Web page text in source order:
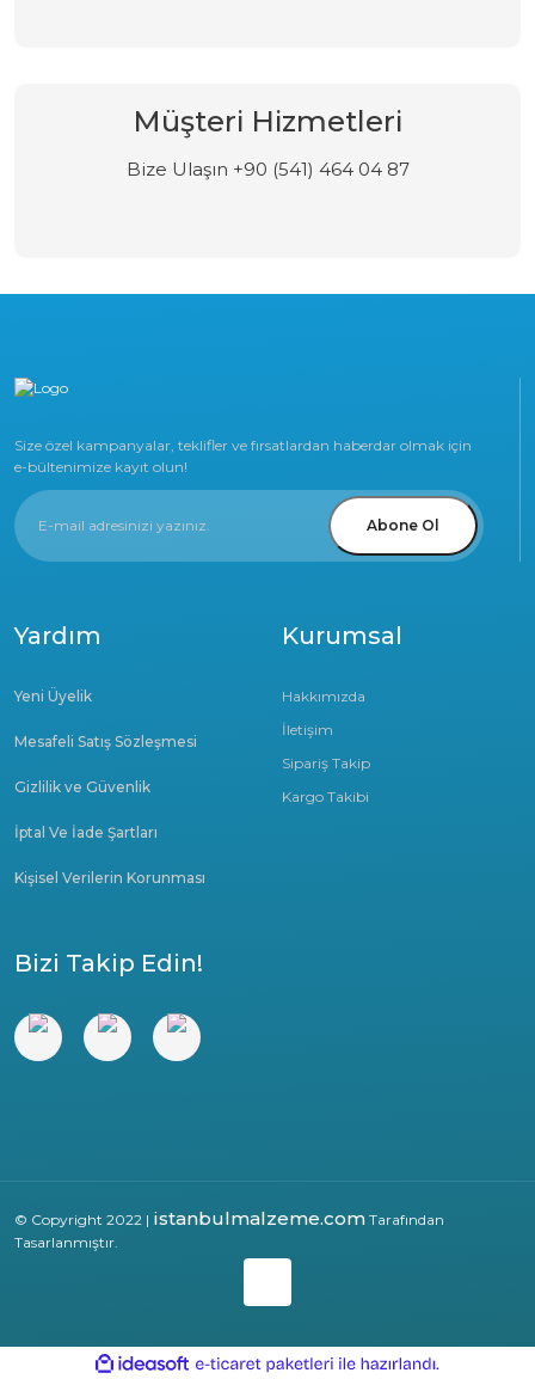
Müşteri Hizmetleri
Bize Ulaşın +90 (541) 464 04 87
Size özel kampanyalar, teklifler ve fırsatlardan haberdar olmak için
e-bültenimize kayıt olun!
Abone Ol
Kurumsal
Hakkımızda
İletişim
Sipariş Takip
Kargo Takibi
Yardım
Yeni Üyelik
Mesafeli Satış Sözleşmesi
Gizlilik ve Güvenlik
İptal Ve İade Şartları
Kişisel Verilerin Korunması
Bizi Takip Edin!
© Copyright 2022 | istanbulmalzeme.com Tarafından
Tasarlanmıştır.
ideasoft
e-